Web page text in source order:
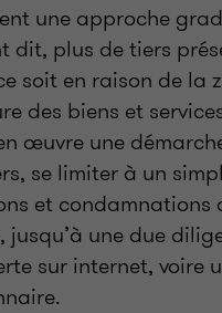
une approche
dit, plus de tiers
soit en raison de la
des biens et
œuvre une
se limiter à un
et condamnations
une due
sur internet, voire